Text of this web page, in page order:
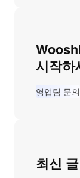
시작하
영업팀 문의
최신 글